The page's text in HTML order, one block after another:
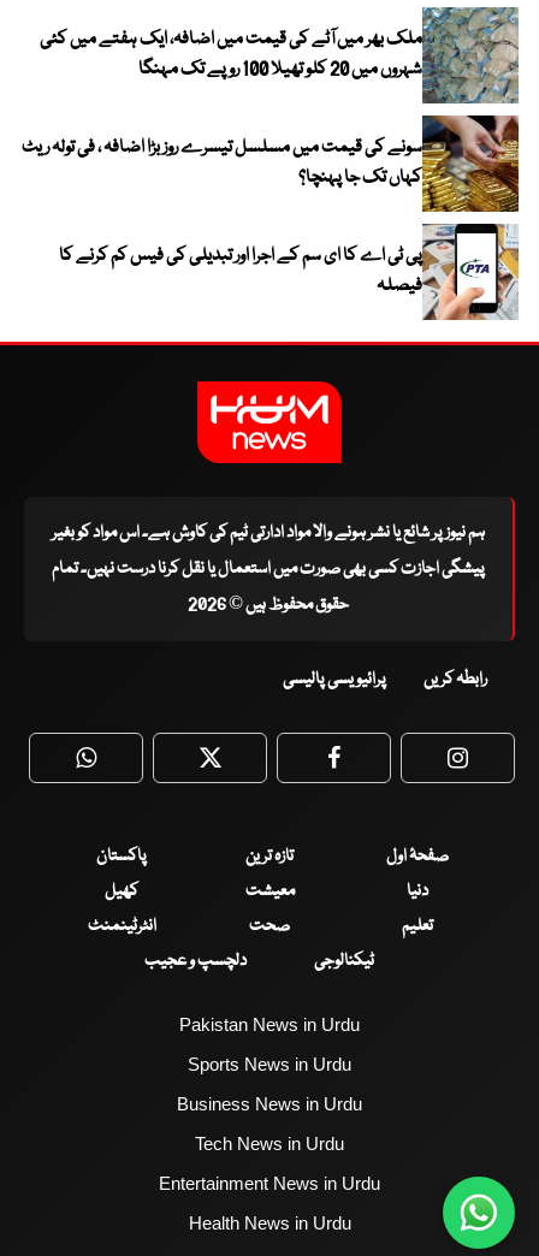
ملک بھر میں آٹے کی قیمت میں اضافہ، ایک ہفتے میں کئی
شہروں میں 20 کلو تھیلا 100 روپے تک مہنگا
سونے کی قیمت میں مسلسل تیسرے روز بڑا اضافہ ، فی تولہ ریٹ
کہاں تک جا پہنچا؟
پی ٹی اے کا ای سم کے اجرا اور تبدیلی کی فیس کم کرنے کا
فیصلہ
ہم نیوز پر شائع یا نشر ہونے والا مواد ادارتی ٹیم کی کاوش ہے۔ اس مواد کو بغیر
پیشگی اجازت کسی بھی صورت میں استعمال یا نقل کرنا درست نہیں۔ تمام
حقوق محفوظ ہیں © 2026
رابطہ کریں پرائیویسی پالیسی
WhatsApp Twitter Facebook
صفحۂ اول تازہ ترین
پاکستان
دنیا
معیشت
کھیل
تعلیم
صحت
انٹرٹینمنٹ
ٹیکنالوجی
دلچسپ و عجیب
Pakistan News in Urdu
Sports News in Urdu
Business News in Urdu
Tech News in Urdu
Entertainment News in Urdu
Health News in Urdu